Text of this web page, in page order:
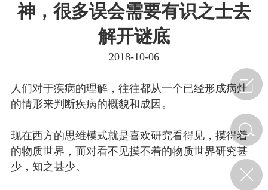
，华夏中医人：家门口的中医人！
·特急预警】关
神，很多误会需要有识之士去
解开谜底
2018-10-06
人们对于疾病的理解，往往都从一个已经形成病灶
的情形来判断疾病的概貌和成因。
现在西方的思维模式就是喜欢研究看得见，摸得着
的物质世界，而对看不见摸不着的物质世界研究甚
少，知之甚少。